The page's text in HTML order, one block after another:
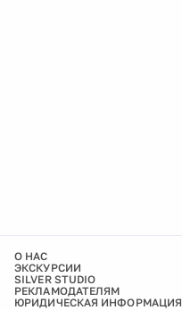
О НАС
ЭКСКУРСИИ
SILVER STUDIO
РЕКЛАМОДАТЕЛЯМ
ЮРИДИЧЕСКАЯ ИНФОРМАЦИЯ